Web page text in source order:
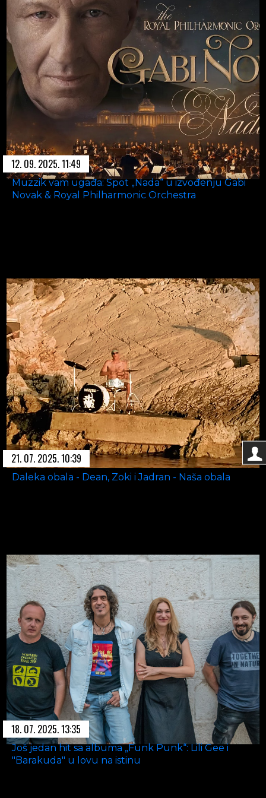
12. 09. 2025. 11:49
Muzzik vam ugađa: Spot „Nada“ u izvođenju Gabi
Novak & Royal Philharmonic Orchestra
21. 07. 2025. 10:39
Daleka obala - Dean, Zoki i Jadran - Naša obala
18. 07. 2025. 13:35
Još jedan hit sa albuma „Funk Punk“: Lili Gee i
"Barakuda" u lovu na istinu